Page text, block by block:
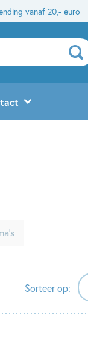
vanaf 20,- euro
Sorteer op: